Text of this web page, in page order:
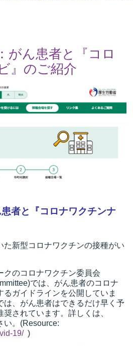
がん患者と『コロ
』のご紹介
者と『コロナワクチンナ
た新型コロナワクチンの接種がい
クのコロナワクチン委員会
では、がん患者のコロナ
るガイドラインを公開していま
は、がん患者はできるだけ早く予
されています。詳しくは、
い。(Resource:
19/)